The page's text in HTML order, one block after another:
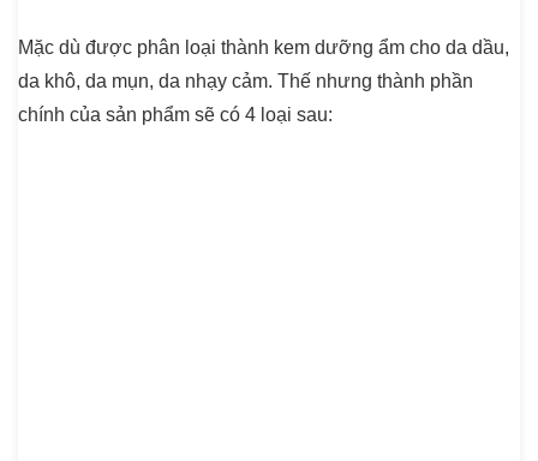
Mặc dù được phân loại thành kem dưỡng ẩm cho da dầu,
da khô, da mụn, da nhạy cảm. Thế nhưng thành phần
chính của sản phẩm sẽ có 4 loại sau: